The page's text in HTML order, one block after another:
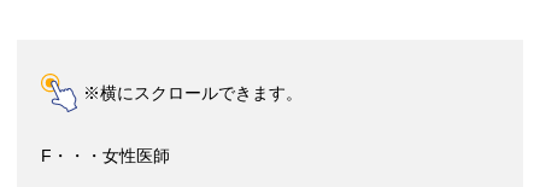
※横にスクロールできます。
F・・・女性医師